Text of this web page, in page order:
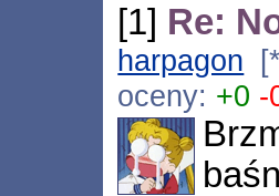
[1] Re:
harpagon
oceny: +0 -